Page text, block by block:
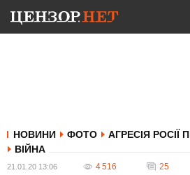
НОВИНИ ФОТО
АГРЕСІЯ РОСІЇ
ВІЙНА
21.01.20 13:06 4 516 25